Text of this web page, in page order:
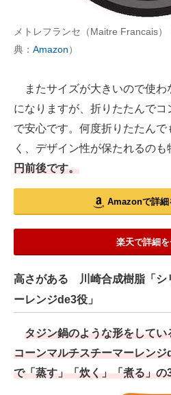
メトレフランセ（Maitre Francais）
典： Amazon）
またサイズが大きいので使わ
になりますが、折りたたんで
で安心です。何度折りたたん
く、デザイン性が保たれるのも
円前後です。
Amazonで詳細
楽天で詳細
高さがある 川崎合成樹脂「シ
ーレンジde3役」
タジン鍋のような形をして
コーンマルチスチーマーレン
で「蒸す」「炊く」「煮る」